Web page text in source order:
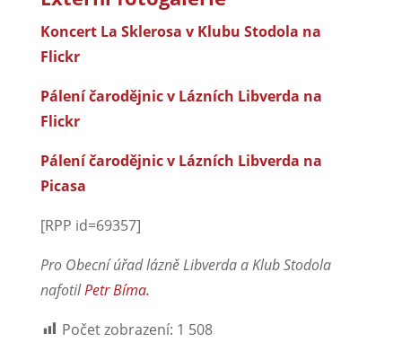
Koncert La Sklerosa v Klubu Stodola na
Flickr
Pálení čarodějnic v Lázních Libverda na
Flickr
Pálení čarodějnic v Lázních Libverda na
Picasa
[RPP id=69357]
Pro Obecní úřad lázně Libverda a Klub Stodola
nafotilPetr Bíma.
Počet zobrazení: 1 508